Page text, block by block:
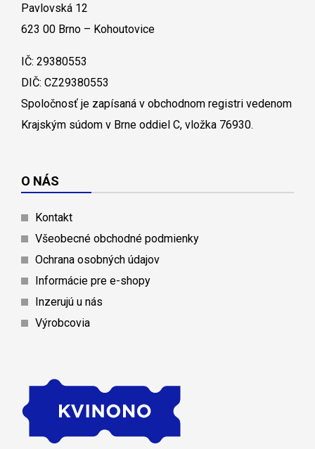
Pavlovská 12
623 00 Brno – Kohoutovice
IČ: 29380553
DIČ: CZ29380553
Spoločnosť je zapísaná v obchodnom registri vedenom
Krajským súdom v Brne oddiel C, vložka 76930.
O NÁS
Kontakt
Všeobecné obchodné podmienky
Ochrana osobných údajov
Informácie pre e-shopy
Inzerujú u nás
Výrobcovia